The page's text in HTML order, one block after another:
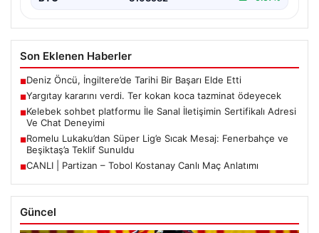
Son Eklenen Haberler
■Deniz Öncü, İngiltere’de Tarihi Bir Başarı Elde Etti
■Yargıtay kararını verdi. Ter kokan koca tazminat ödeyecek
■Kelebek sohbet platformu İle Sanal İletişimin Sertifikalı Adresi
Ve Chat Deneyimi
■Romelu Lukaku’dan Süper Lig’e Sıcak Mesaj: Fenerbahçe ve
Beşiktaş’a Teklif Sunuldu
■CANLI | Partizan – Tobol Kostanay Canlı Maç Anlatımı
Güncel